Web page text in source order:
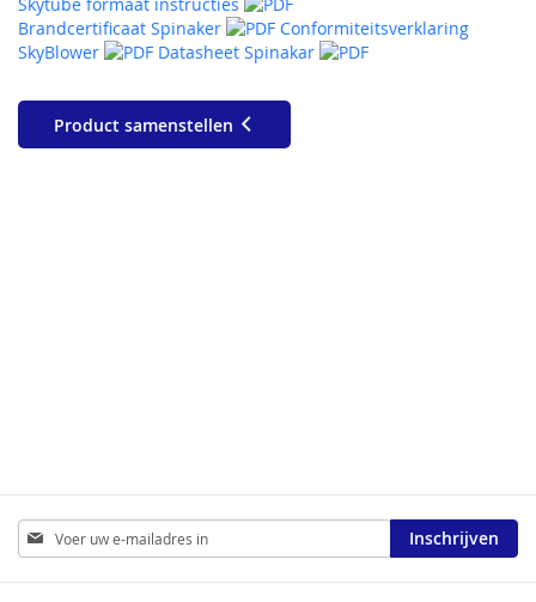
Brandcertificaat Spinaker
Conformiteitsverklaring
SkyBlower
Datasheet Spinakar
Product samenstellen
Abonneer
u
op
Inschrijven